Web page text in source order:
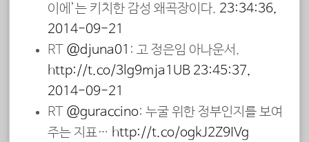
이에’는 키치한 감성 왜곡장이다. 23:34:36,
2014-09-21
RT @djuna01 : 고 정은임 아나운서.
http://t.co/3lg9mja1UB 23:45:37,
2014-09-21
RT @guraccino: 누굴 위한 정부인지를 보여
주는 지표… http://t.co/ogkJ2Z9IVg